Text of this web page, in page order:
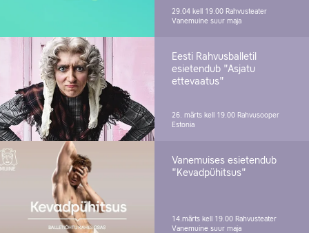
29.04 kell 19.00 Rahvusteater
Vanemuine suur maja
Eesti Rahvusballetil
esietendub "Asjatu
ettevaatus"
26. märts kell 19.00 Rahvusooper
Estonia
Vanemuises esietendub
"Kevadpühitsus"
14.märts kell 19.00 Rahvusteater
Vanemuine suur maja